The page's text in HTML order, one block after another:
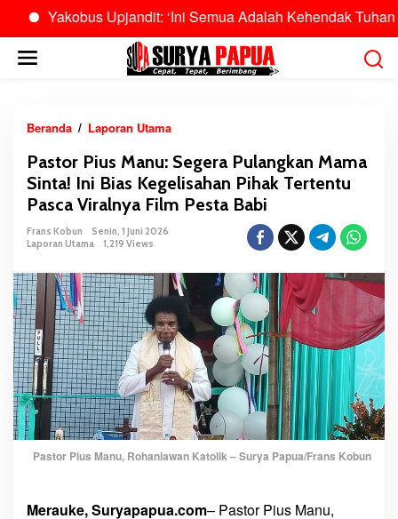
Upjandit: ‘Ini Semua Adalah Kehendak Tuhan’
Beranda / Laporan Utama
s
t
o
u
M
a
n
u
:
S
e
g
Pastor Pius Manu: Segera Pulangkan Mama
Sinta! Ini Bias Kegelisahan Pihak Tertentu
Pasca Viralnya Film Pesta Babi
Frans Kobun
Senin, 1 Juni 2026
Laporan Utama
1,219 Views
Pastor Pius Manu, Rohaniawan Katolik – Surya Papua/Frans Kobun
Merauke, Suryapapua.com– Pastor Pius Manu,